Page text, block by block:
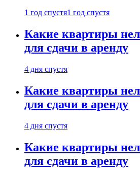
1 год спустя1 год спустя
Какие квартиры
для сдачи в аренду
4 дня спустя
Какие квартиры
для сдачи в аренду
4 дня спустя
Какие квартиры
для сдачи в аренду